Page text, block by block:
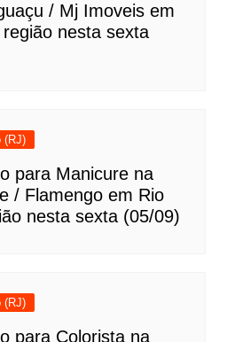
/ Mj Imoveis em
nesta sexta
(RJ)
para Manicure na
/ Flamengo em Rio
nesta sexta (05/09)
(RJ)
para Colorista na